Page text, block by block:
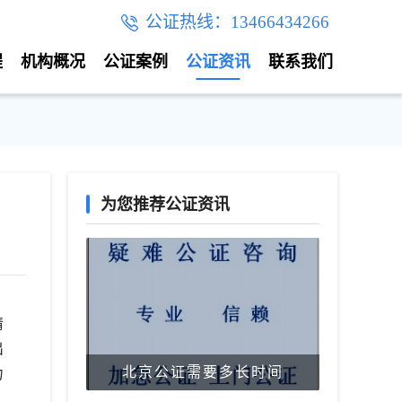
公证热线：13466434266
联系我们
公证资讯
公证案例
机构概况
为您推荐公证资讯
北京公证需要多长时间